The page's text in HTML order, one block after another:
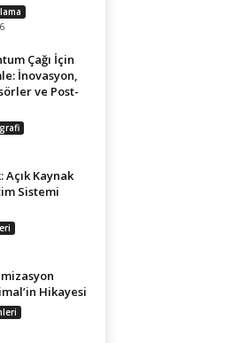
Çağı İçin
İnovasyon,
ve Post-
Açık Kaynak
Sistemi
Hikayesi